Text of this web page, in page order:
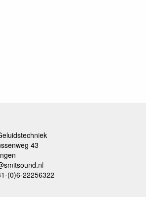
43
(0)6-22256322